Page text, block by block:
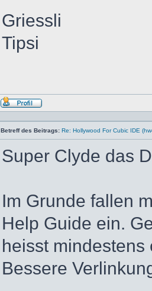
Griessli
Tipsi
Profil
Betreff des Beitrags: Re: Hollywood For Cubic IDE
Super Clyde das
Im Grunde fallen
Help Guide ein.
heisst
Bessere